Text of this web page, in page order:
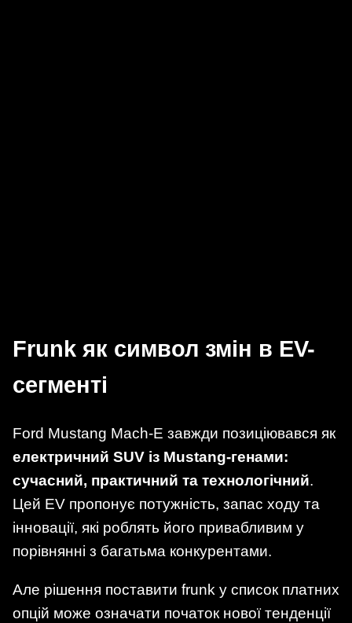
Frunk як символ змін в EV-
сегменті
Ford Mustang Mach-E завжди позиціювався як
електричний SUV із Mustang-генами:
сучасний, практичний та технологічний.
Цей EV пропонує потужність, запас ходу та
інновації, які роблять його привабливим у
порівнянні з багатьма конкурентами.
Але рішення поставити frunk у список платних
опцій може означати початок нової тенденції